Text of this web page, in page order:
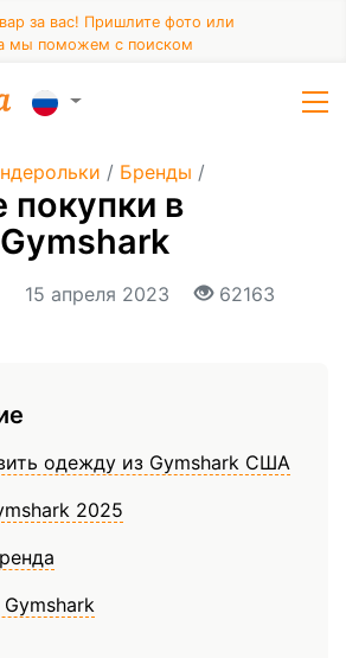
за вас! Пришлите фото или
мы поможем с поиском
/ Бренды /
в
15 апреля 2023 62163
одежду из Gymshark США
2025